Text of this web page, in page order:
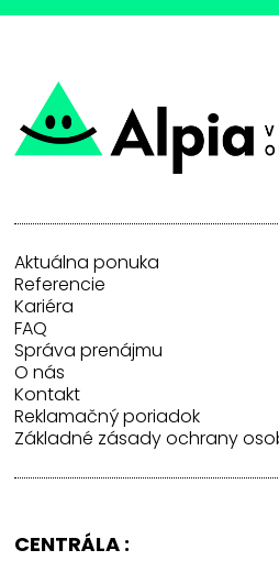
Aktuálna ponuka
Referencie
Kariéra
FAQ
Správa prenájmu
O nás
Kontakt
Reklamačný poriadok
Základné zásady ochrany
CENTRÁLA :